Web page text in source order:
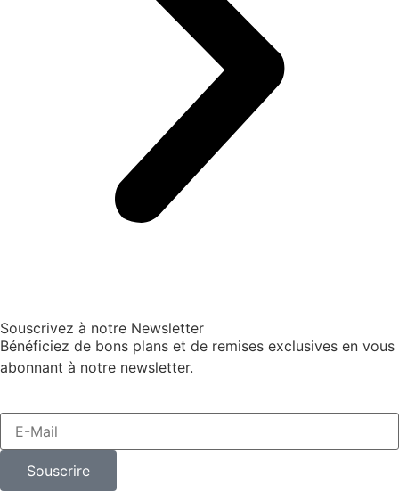
Souscrivez à notre Newsletter
Bénéficiez de bons plans et de remises exclusives en vous
abonnant à notre newsletter.
Souscrire